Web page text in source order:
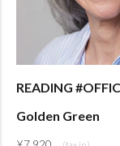
READING
Golden Green